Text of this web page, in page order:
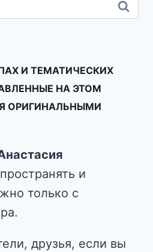
И ТЕМАТИЧЕСКИХ
НА ЭТОМ
ОРИГИНАЛЬНЫМИ
и
только с
друзья, если вы